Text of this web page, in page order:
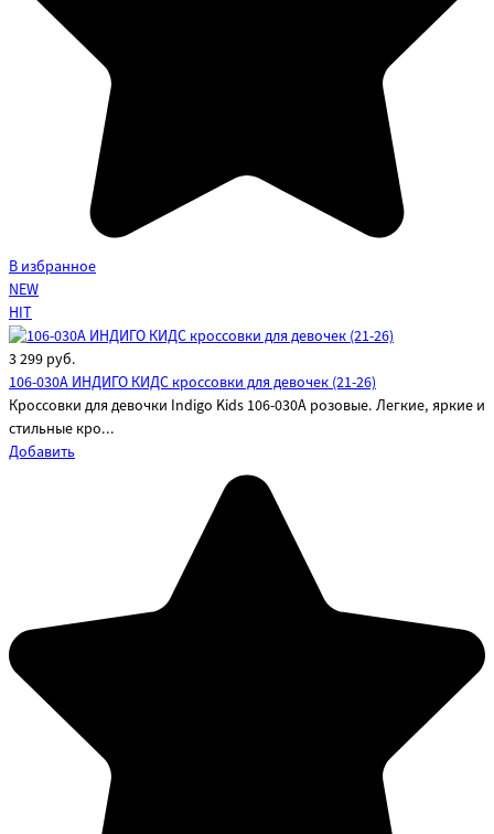
В избранное
NEW
HIT
3 299 руб.
106-030A ИНДИГО КИДС кроссовки для девочек (21-26)
Кроссовки для девочки Indigo Kids 106-030A розовые. Легкие, яркие и
стильные кро...
Добавить